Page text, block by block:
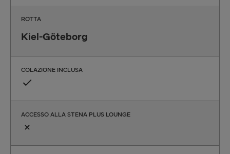
ROTTA
Kiel-Göteborg
COLAZIONE INCLUSA
ACCESSO ALLA STENA PLUS LOUNGE